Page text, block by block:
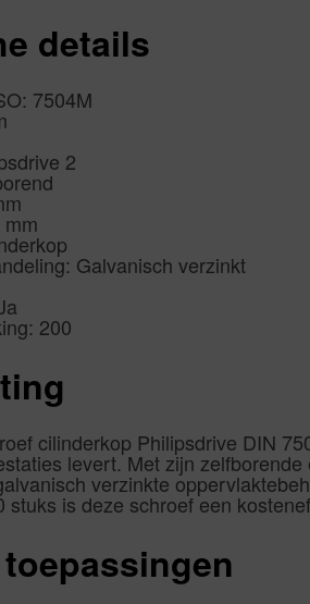
details
7504M
2
Galvanisch verzinkt
200
cilinderkop Philipsdrive DIN
levert. Met zijn
verzinkte
stuks is deze schroef een